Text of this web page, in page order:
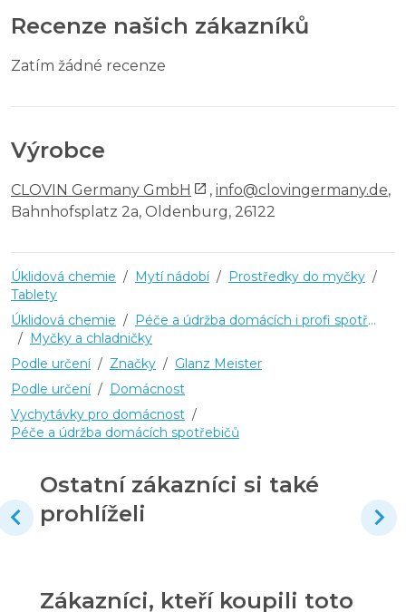
Recenze našich zákazníků
Zatím žádné recenze
Výrobce
CLOVIN Germany GmbH , info@clovingermany.de,
Bahnhofsplatz 2a, Oldenburg, 26122
Úklidová chemie / Mytí nádobí / Prostředky do myčky /
Tablety
Úklidová chemie /
Péče a údržba domácích i profi spotřebičů
/ Myčky a chladničky
Podle určení / Značky / Glanz Meister
Podle určení / Domácnost
Vychytávky pro domácnost /
Péče a údržba domácích spotřebičů
Ostatní zákazníci si také
prohlíželi
Zákazníci, kteří koupili toto